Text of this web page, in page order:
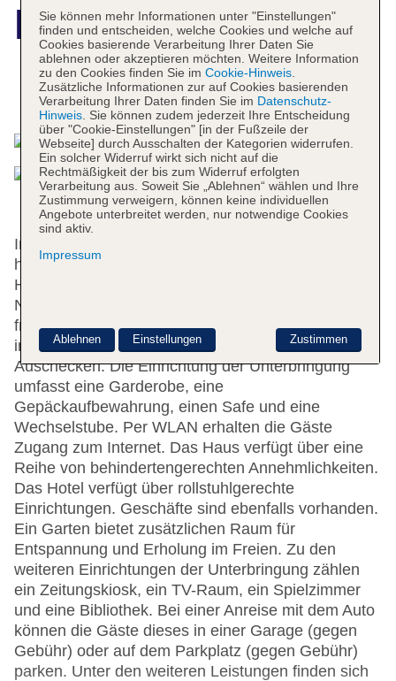
Paris
Das bietet Ihre Unterkunft
Im Jahr 1877 wurde dieses Cityhotel gebaut. Gerne
heißt das Hotel die Gäste in einem 3-stöckigen
Haus mit einem Aufzug und 42
Nichtraucherzimmern willkommen. Englisch- und
französischsprachiges Personal an der Rezeption
im Empfangsbereich steht zur Seite beim Ein- und
Auschecken. Die Einrichtung der Unterbringung
umfasst eine Garderobe, eine
Gepäckaufbewahrung, einen Safe und eine
Wechselstube. Per WLAN erhalten die Gäste
Zugang zum Internet. Das Haus verfügt über eine
Reihe von behindertengerechten Annehmlichkeiten.
Das Hotel verfügt über rollstuhlgerechte
Einrichtungen. Geschäfte sind ebenfalls vorhanden.
Ein Garten bietet zusätzlichen Raum für
Entspannung und Erholung im Freien. Zu den
weiteren Einrichtungen der Unterbringung zählen
ein Zeitungskiosk, ein TV-Raum, ein Spielzimmer
und eine Bibliothek. Bei einer Anreise mit dem Auto
können die Gäste dieses in einer Garage (gegen
Gebühr) oder auf dem Parkplatz (gegen Gebühr)
parken. Unter den weiteren Leistungen finden sich
Sie können mehr Informationen unter "Einstellungen"
finden und entscheiden, welche Cookies und welche auf
Cookies basierende Verarbeitung Ihrer Daten Sie
ablehnen oder akzeptieren möchten. Weitere Information
zu den Cookies finden Sie im Cookie-Hinweis.
Zusätzliche Informationen zur auf Cookies basierenden
Verarbeitung Ihrer Daten finden Sie im Datenschutz-
Hinweis. Sie können zudem jederzeit Ihre Entscheidung
über "Cookie-Einstellungen" [in der Fußzeile der
Webseite] durch Ausschalten der Kategorien widerrufen.
Ein solcher Widerruf wirkt sich nicht auf die
Rechtmäßigkeit der bis zum Widerruf erfolgten
Verarbeitung aus. Soweit Sie „Ablehnen“ wählen und Ihre
Zustimmung verweigern, können keine individuellen
Angebote unterbreitet werden, nur notwendige Cookies
sind aktiv.
Impressum
Zustimmen
Ablehnen Einstellungen